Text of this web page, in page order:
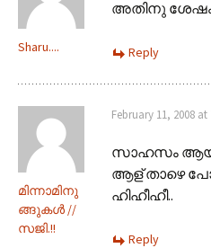
Sharu....
അതിനു ശേഷം
Reply
മിന്നാമിനു
ങ്ങുകള്‍ //
സജി.!!
February 11, 2008 at
സാഹസം
ആള് താഴെ
ഹിഹീഹീ..
Reply